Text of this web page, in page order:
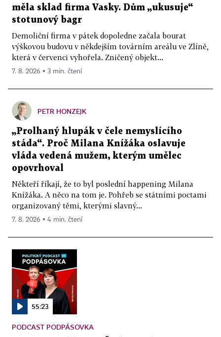
měla sklad firma Vasky. Dům „ukusuje“
stotunový bagr
Demoliční firma v pátek dopoledne začala bourat
výškovou budovu v někdejším továrním areálu ve Zlíně,
která v červenci vyhořela. Zničený objekt...
7. 8. 2026 ▪ 3 min. čtení
PETR HONZEJK
„Prolhaný hlupák v čele nemyslícího
stáda“. Proč Milana Knížáka oslavuje
vláda vedená mužem, kterým umělec
opovrhoval
Někteří říkají, že to byl poslední happening Milana
Knížáka. A něco na tom je. Pohřeb se státními poctami
organizovaný těmi, kterými slavný...
7. 8. 2026 ▪ 4 min. čtení
55:23
PODCAST PODPÁSOVKA